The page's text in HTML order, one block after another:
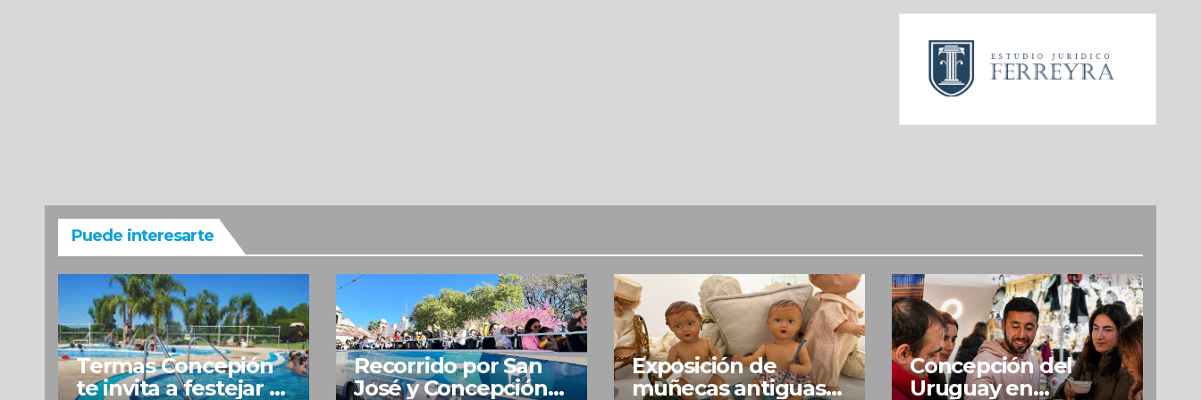
Puede interesarte
Termas Concepión
te invita a festejar el
Recorrido por San
José y Concepción
Exposición de
muñecas antiguas
Concepción del
Uruguay en